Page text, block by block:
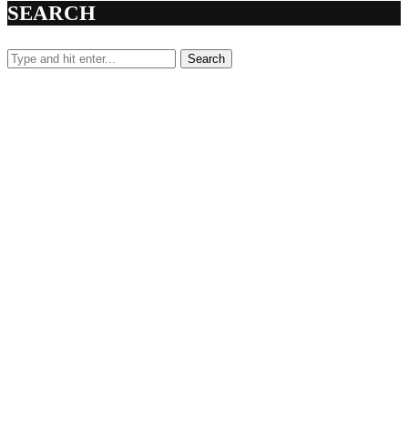
SEARCH
Search